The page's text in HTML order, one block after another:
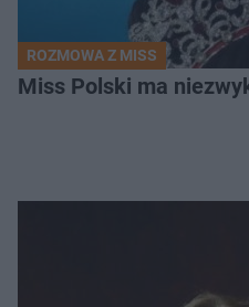
ROZMOWA Z MISS
Miss Polski ma